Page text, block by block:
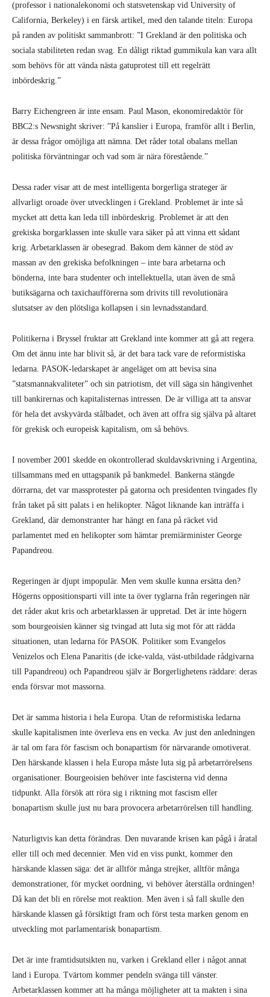
(professor i nationalekonomi och statsvetenskap vid University of
California, Berkeley) i en färsk artikel, med den talande titeln: Europa
på randen av politiskt sammanbrott: ”I Grekland är den politiska och
sociala stabiliteten redan svag. En dåligt riktad gummikula kan vara allt
som behövs för att vända nästa gatuprotest till ett regelrätt
inbördeskrig.”
Barry Eichengreen är inte ensam. Paul Mason, ekonomiredaktör för
BBC2:s Newsnight skriver: ”På kanslier i Europa, framför allt i Berlin,
är dessa frågor omöjliga att nämna. Det råder total obalans mellan
politiska förväntningar och vad som är nära förestående.”
Dessa rader visar att de mest intelligenta borgerliga strateger är
allvarligt oroade över utvecklingen i Grekland. Problemet är inte så
mycket att detta kan leda till inbördeskrig. Problemet är att den
grekiska borgarklassen inte skulle vara säker på att vinna ett sådant
krig. Arbetarklassen är obesegrad. Bakom dem känner de stöd av
massan av den grekiska befolkningen – inte bara arbetarna och
bönderna, inte bara studenter och intellektuella, utan även de små
butiksägarna och taxichaufförerna som drivits till revolutionära
slutsatser av den plötsliga kollapsen i sin levnadsstandard.
Politikerna i Bryssel fruktar att Grekland inte kommer att gå att regera.
Om det ännu inte har blivit så, är det bara tack vare de reformistiska
ledarna. PASOK-ledarskapet är angeläget om att bevisa sina
”statsmannakvaliteter” och sin patriotism, det vill säga sin hängivenhet
till bankirernas och kapitalisternas intressen. De är villiga att ta ansvar
för hela det avskyvärda stålbadet, och även att offra sig själva på altaret
för grekisk och europeisk kapitalism, om så behövs.
I november 2001 skedde en okontrollerad skuldavskrivning i Argentina,
tillsammans med en uttagspanik på bankmedel. Bankerna stängde
dörrarna, det var massprotester på gatorna och presidenten tvingades fly
från taket på sitt palats i en helikopter. Något liknande kan inträffa i
Grekland, där demonstranter har hängt en fana på räcket vid
parlamentet med en helikopter som hämtar premiärminister George
Papandreou.
Regeringen är djupt impopulär. Men vem skulle kunna ersätta den?
Högerns oppositionsparti vill inte ta över tyglarna från regeringen när
det råder akut kris och arbetarklassen är uppretad. Det är inte högern
som bourgeoisien känner sig tvingad att luta sig mot för att rädda
situationen, utan ledarna för PASOK. Politiker som Evangelos
Venizelos och Elena Panaritis (de icke-valda, väst-utbildade rådgivarna
till Papandreou) och Papandreou själv är Borgerlighetens räddare: deras
enda försvar mot massorna.
Det är samma historia i hela Europa. Utan de reformistiska ledarna
skulle kapitalismen inte överleva ens en vecka. Av just den anledningen
är tal om fara för fascism och bonapartism för närvarande omotiverat.
Den härskande klassen i hela Europa måste luta sig på arbetarrörelsens
organisationer. Bourgeoisien behöver inte fascisterna vid denna
tidpunkt. Alla försök att röra sig i riktning mot fascism eller
bonapartism skulle just nu bara provocera arbetarrörelsen till handling.
Naturligtvis kan detta förändras. Den nuvarande krisen kan pågå i åratal
eller till och med decennier. Men vid en viss punkt, kommer den
härskande klassen säga: det är alltför många strejker, alltför många
demonstrationer, för mycket oordning, vi behöver återställa ordningen!
Då kan det bli en rörelse mot reaktion. Men även i så fall skulle den
härskande klassen gå försiktigt fram och först testa marken genom en
utveckling mot parlamentarisk bonapartism.
Det är inte framtidsutsikten nu, varken i Grekland eller i något annat
land i Europa. Tvärtom kommer pendeln svänga till vänster.
Arbetarklassen kommer att ha många möjligheter att ta makten i sina